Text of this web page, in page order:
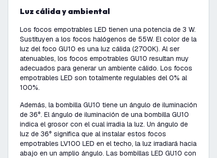
Luz cálida y ambiental
Los focos empotrables LED tienen una potencia de 3 W.
Sustituyen a los focos halógenos de 55W. El color de la
luz del foco GU10 es una luz cálida (2700K). Al ser
atenuables, los focos empotrables GU10 resultan muy
adecuados para generar un ambiente cálido. Los focos
empotrables LED son totalmente regulables del 0% al
100%.
Además, la bombilla GU10 tiene un ángulo de iluminación
de 36°. El ángulo de iluminación de una bombilla GU10
indica el grosor con el cual irradia la luz. Un ángulo de
luz de 36° significa que al instalar estos focos
empotrables LV100 LED en el techo, la luz irradiará hacia
abajo en un amplio ángulo. Las bombillas LED GU10 con